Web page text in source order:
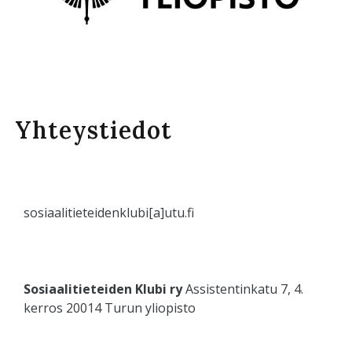
Yhteystiedot
sosiaalitieteidenklubi[a]utu.fi
Sosiaalitieteiden Klubi ryAssistentinkatu 7, 4.
kerros 20014 Turun yliopisto